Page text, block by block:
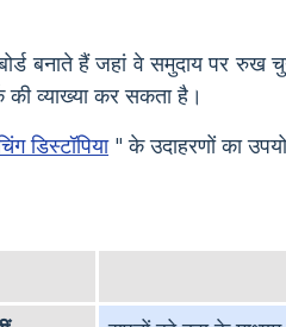
बनाते हैं जहां वे समुदाय पर रुख
व्याख्या कर सकता है।
डिस्टॉपिया" के उदाहरणों का